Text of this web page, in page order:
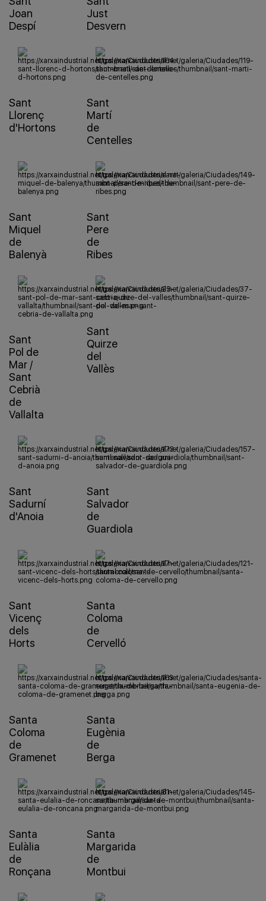
Joan
Despí
Just
Desvern
Sant
Llorenç
d'Hortons
Sant
Martí
de
Centelles
Sant
Miquel
de
Balenyà
Sant
Pere
de
Ribes
Sant
Pol de
Mar /
Sant
Cebrià
de
Vallalta
Sant
Quirze
del
Vallès
Sant
Sadurní
d'Anoia
Sant
Salvador
de
Guardiola
Sant
Vicenç
dels
Horts
Santa
Coloma
de
Cervelló
Santa
Coloma
de
Gramenet
Santa
Eugènia
de
Berga
Santa
Eulàlia
de
Ronçana
Santa
Margarida
de
Montbui